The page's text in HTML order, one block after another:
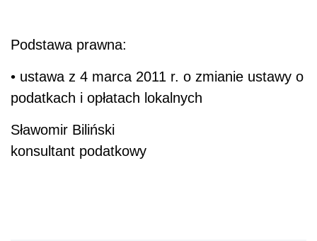
Podstawa prawna:
• ustawa z 4 marca 2011 r. o zmianie ustawy o
podatkach i opłatach lokalnych
Sławomir Biliński
konsultant podatkowy